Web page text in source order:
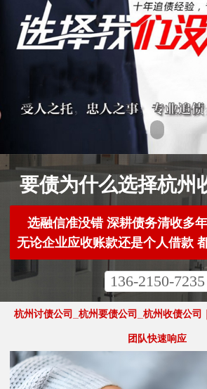
要债为什么选择杭州
选融信准没错 深耕债务清收多
无论企业应收账款还是个人借款
136-2150-7235
杭州讨债公司_杭州要债公司_杭州收债公司
团队快速响应